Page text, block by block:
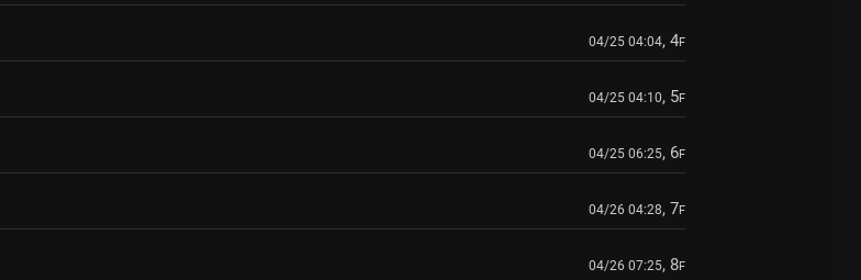
04/25 04:04, 4F
04/25 04:10, 5F
04/25 06:25, 6F
04/26 04:28, 7F
04/26 07:25, 8F